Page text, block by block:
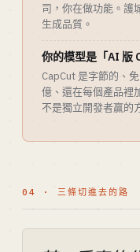
司，你在做功能。護
生成品質。
你的模型是「AI 版
CapCut 是字節的、
億、還在每個產品裡
不是獨立開發者贏的
04 · 三條切進去的路